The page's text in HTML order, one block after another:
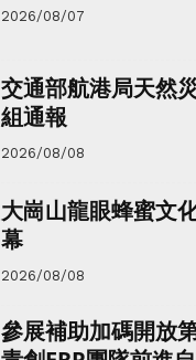
2026/08/07
交通部航港局天然
組通報
2026/08/08
大崗山龍眼蜂蜜文
幕
2026/08/08
參展補助加碼開放